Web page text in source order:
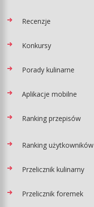
Recenzje
Konkursy
Porady kulinarne
Aplikacje mobilne
Ranking przepisów
Ranking użytkowników
Przelicznik kulinarny
Przelicznik foremek